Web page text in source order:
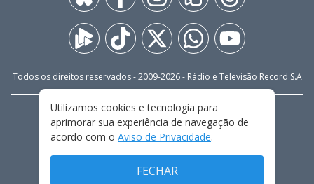
Todos os direitos reservados - 2009-2026- Rádio e Televisão Record S.A
FALE CONOSCO
PRIVACIDADE
TERMOS E CONDIÇÕES DE USO
Utilizamos cookies e tecnologia para
aprimorar sua experiência de navegação de
acordo com o Aviso de Privacidade.
FECHAR